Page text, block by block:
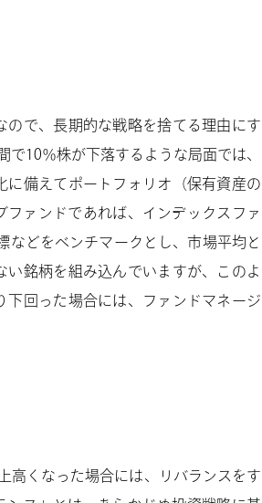
で、長期的な戦略を捨てる理由にす
10％株が下落するような局面では、
備えてポートフォリオ（保有資産の
ァンドであれば、インデックスファ
などをベンチマークとし、市場平均と
銘柄を組み込んでいますが、このよ
下回った場合には、ファンドマネージ
高くなった場合には、リバランスをす